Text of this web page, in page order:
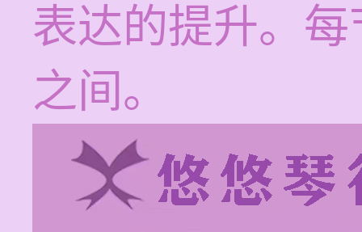
表达的提升。
之间。